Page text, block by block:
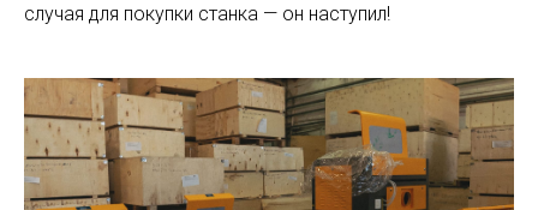
случая для покупки станка — он наступил!